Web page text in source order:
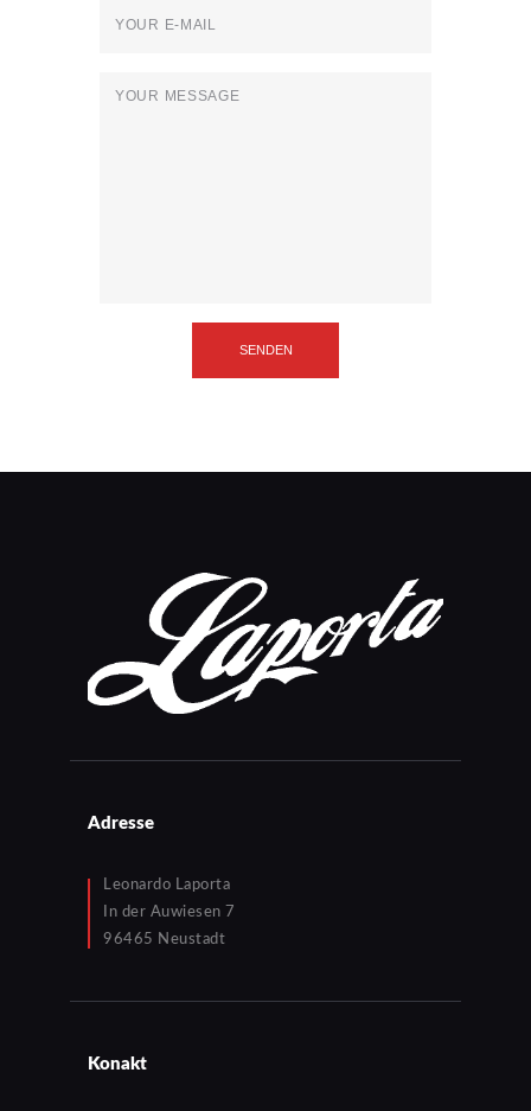
SENDEN
Adresse
Leonardo Laporta
In der Auwiesen 7
96465 Neustadt
Konakt